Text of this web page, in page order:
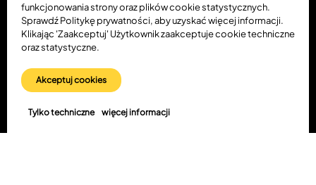
funkcjonowania strony oraz plików cookie statystycznych.
Sprawdź Politykę prywatności, aby uzyskać więcej informacji.
Klikając 'Zaakceptuj' Użytkownik zaakceptuje cookie techniczne
oraz statystyczne.
Akceptuj cookies
Tylko techniczne więcej informacji